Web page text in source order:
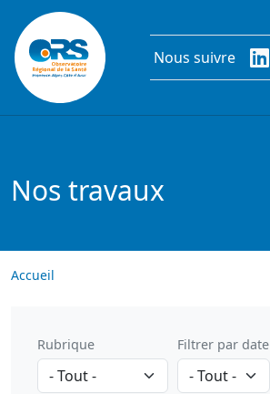
Aller au contenu principal
Nous suivre
Nos travaux
Accueil
Rubrique Filtrer par date